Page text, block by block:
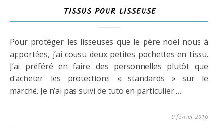
TISSUS POUR LISSEUSE
Pour protéger les lisseuses que le père noël nous à
apportées, j’ai cousu deux petites pochettes en tissu.
J’ai préféré en faire des personnelles plutôt que
d’acheter les protections « standards » sur le
marché. Je n’ai pas suivi de tuto en particulier.…
9 février 2016